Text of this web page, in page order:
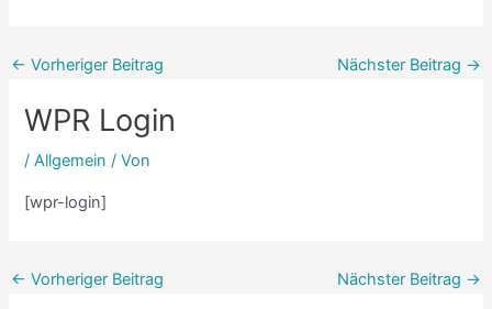
← Vorheriger Beitrag Nächster Beitrag →
WPR Login
/Allgemein / Von
[wpr-login]
← Vorheriger Beitrag Nächster Beitrag →